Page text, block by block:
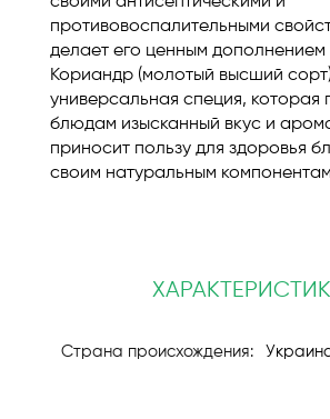
противовоспалительными
делает его ценным дополнением
Кориандр (молотый высший
универсальная специя, которая
блюдам изысканный вкус и
приносит пользу для здоровья
своим натуральным